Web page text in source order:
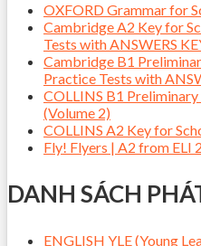
OXFORD Grammar for
Cambridge A2 Key for
Tests with ANSWERS
Cambridge B1
Practice Tests with
COLLINS B1
(Volume 2)
COLLINS A2 Key for
Fly! Flyers | A2 from ELI
DANH SÁCH
ENGLISH YLE (Young